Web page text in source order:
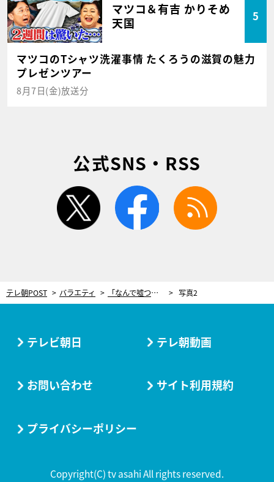
マツコ＆有吉 かりそめ
天国
5
マツコのTシャツ洗濯事情 たくろうの滋賀の魅力
プレゼンツアー
8月7日(金)放送分
公式SNS・RSS
twitter facebook
テレ朝POST バラエティ 「なんで嘘つくんだよ！」芸人2人が大揉めの緊急事態！企画続行が危ぶまれる険悪ムードに 写真2
テレビ朝日 テレ朝動画
お問い合わせ サイト利用規約
プライバシーポリシー
Copyright(C) tv asahi All rights reserved.